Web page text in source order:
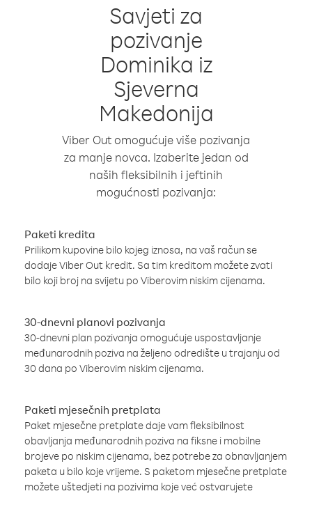
Savjeti za
pozivanje
Dominika iz
Sjeverna
Makedonija
Viber Out omogućuje više pozivanja
za manje novca. Izaberite jedan od
naših fleksibilnih i jeftinih
mogućnosti pozivanja:
Paketi kredita
Prilikom kupovine bilo kojeg iznosa, na vaš račun se
dodaje Viber Out kredit. Sa tim kreditom možete zvati
bilo koji broj na svijetu po Viberovim niskim cijenama.
30-dnevni planovi pozivanja
30-dnevni plan pozivanja omogućuje uspostavljanje
međunarodnih poziva na željeno odredište u trajanju od
30 dana po Viberovim niskim cijenama.
Paketi mjesečnih pretplata
Paket mjesečne pretplate daje vam fleksibilnost
obavljanja međunarodnih poziva na fiksne i mobilne
brojeve po niskim cijenama, bez potrebe za obnavljanjem
paketa u bilo koje vrijeme. S paketom mjesečne pretplate
možete uštedjeti na pozivima koje već ostvarujete